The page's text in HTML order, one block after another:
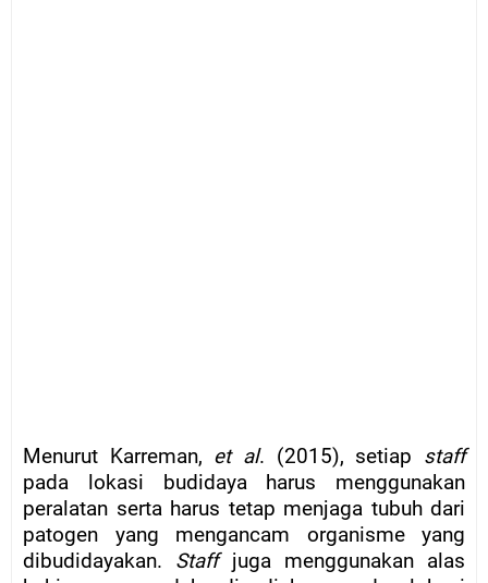
Menurut Karreman, et al. (2015), setiap staff
pada lokasi budidaya harus menggunakan
peralatan serta harus tetap menjaga tubuh dari
patogen yang mengancam organisme yang
dibudidayakan. Staff juga menggunakan alas